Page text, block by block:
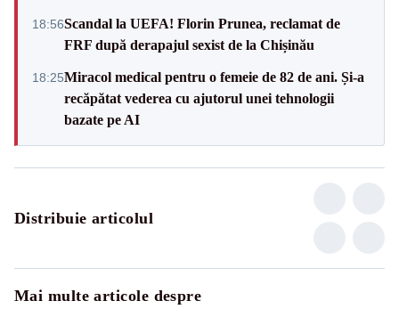
18:56Scandal la UEFA! Florin Prunea, reclamat de
FRF după derapajul sexist de la Chișinău
18:25Miracol medical pentru o femeie de 82 de ani. Și-a
recăpătat vederea cu ajutorul unei tehnologii
bazate pe AI
Distribuie articolul
Mai multe articole despre